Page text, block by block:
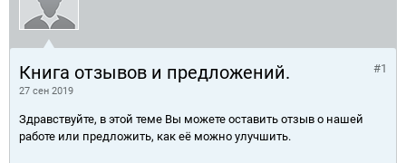
Книга отзывов и предложений.
27 сен 2019
#1
Здравствуйте, в этой теме Вы можете оставить отзыв о нашей
работе или предложить, как её можно улучшить.